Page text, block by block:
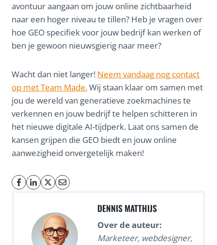
avontuur aangaan om jouw online zichtbaarheid
naar een hoger niveau te tillen? Heb je vragen over
hoe GEO specifiek voor jouw bedrijf kan werken of
ben je gewoon nieuwsgierig naar meer?
Wacht dan niet langer! Neem vandaag nog contact
op met Team Made.Wij staan klaar om samen met
jou de wereld van generatieve zoekmachines te
verkennen en jouw bedrijf te helpen schitteren in
het nieuwe digitale AI-tijdperk. Laat ons samen de
kansen grijpen die GEO biedt en jouw online
aanwezigheid onvergetelijk maken!
DENNIS MATTHIJS
Over de auteur:
Marketeer, webdesigner,